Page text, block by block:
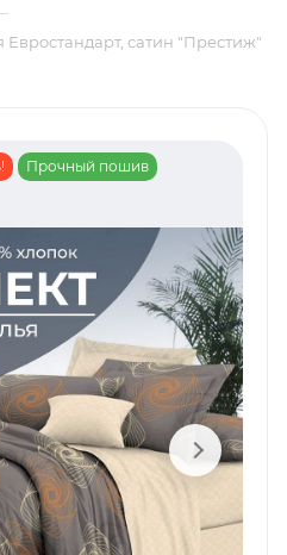
Евростандарт, сатин "Престиж"
Прочный пошив